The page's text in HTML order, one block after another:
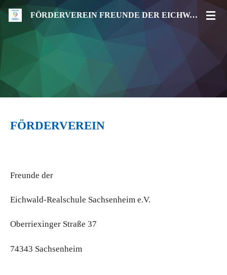
Zum
Hauptinhalt
FÖRDERVEREIN FREUNDE DER EICHWALD-REALSCHULE SACHSENHEIM E.V.
FÖRDERVEREIN
Freunde der
Eichwald-Realschule Sachsenheim e.V.
Oberriexinger Straße 37
74343 Sachsenheim